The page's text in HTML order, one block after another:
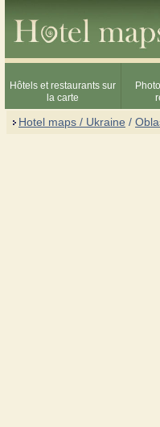
Hôtels et restaurants sur
la carte
Hotel maps / Ukraine /